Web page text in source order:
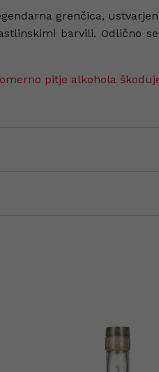
grenčica,
barvili. Odlično
pitje alkohola